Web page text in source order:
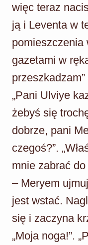
więc teraz
ją i Leventa w
pomieszczenia
gazetami w
„Pani Ulviye
żebyś się
dobrze, pani
czegoś?”.
mnie zabrać do
– Meryem
jest wstać.
się i zaczyna
„Moja noga!”.